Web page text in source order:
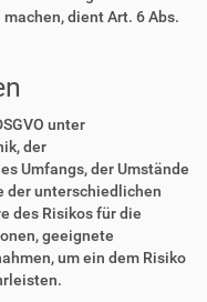
dient Art. 6 Abs.
unter
der
Umfangs, der Umstände
der unterschiedlichen
des Risikos für die
geeignete
um ein dem Risiko